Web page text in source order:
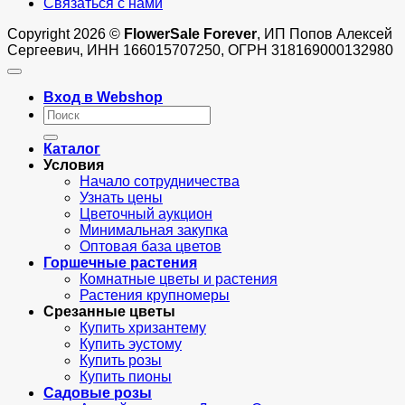
Связаться с нами
Copyright 2026 © FlowerSale Forever, ИП Попов Алексей
Сергеевич, ИНН 166015707250, ОГРН 318169000132980
Вход в Webshop
Искать:
Каталог
Условия
Начало сотрудничества
Узнать цены
Цветочный аукцион
Минимальная закупка
Оптовая база цветов
Горшечные растения
Комнатные цветы и растения
Растения крупномеры
Срезанные цветы
Купить хризантему
Купить эустому
Купить розы
Купить пионы
Садовые розы